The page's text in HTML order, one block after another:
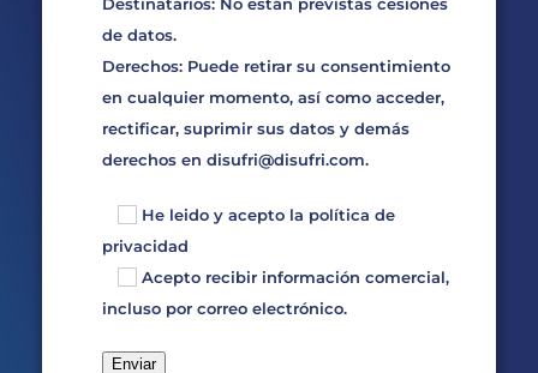
Destinatarios: No están previstas cesiones
de datos.
Derechos: Puede retirar su consentimiento
en cualquier momento, así como acceder,
rectificar, suprimir sus datos y demás
derechos en disufri@disufri.com.
He leido y acepto la política de
privacidad
Acepto recibir información comercial,
incluso por correo electrónico.